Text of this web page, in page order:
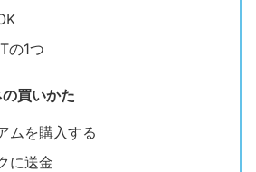
の1つ
買いかた
ムを購入する
に送金